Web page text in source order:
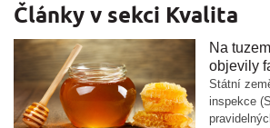
Články v sekci Kvalita
Na
objevily
Státní
inspekce